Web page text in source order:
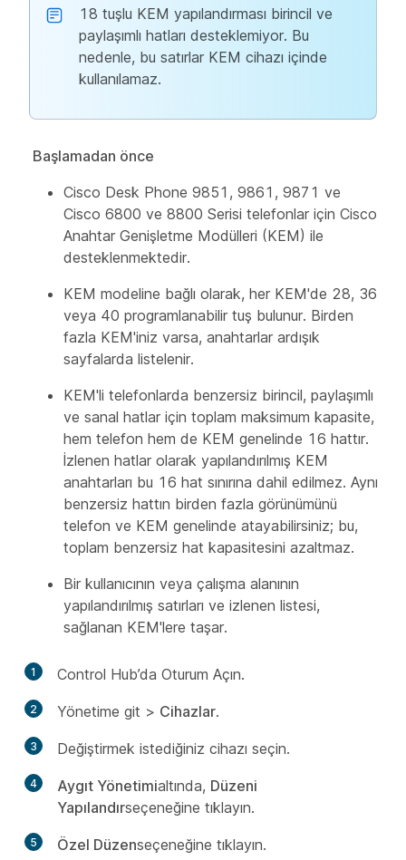
18 tuşlu KEM yapılandırması birincil ve
paylaşımlı hatları desteklemiyor. Bu
nedenle, bu satırlar KEM cihazı içinde
kullanılamaz.
Başlamadan önce
Cisco Desk Phone 9851, 9861, 9871 ve
Cisco 6800 ve 8800 Serisi telefonlar için Cisco
Anahtar Genişletme Modülleri (KEM) ile
desteklenmektedir.
KEM modeline bağlı olarak, her KEM'de 28, 36
veya 40 programlanabilir tuş bulunur. Birden
fazla KEM'iniz varsa, anahtarlar ardışık
sayfalarda listelenir.
KEM'li telefonlarda benzersiz birincil, paylaşımlı
ve sanal hatlar için toplam maksimum kapasite,
hem telefon hem de KEM genelinde 16 hattır.
İzlenen hatlar olarak yapılandırılmış KEM
anahtarları bu 16 hat sınırına dahil edilmez. Aynı
benzersiz hattın birden fazla görünümünü
telefon ve KEM genelinde atayabilirsiniz; bu,
toplam benzersiz hat kapasitesini azaltmaz.
Bir kullanıcının veya çalışma alanının
yapılandırılmış satırları ve izlenen listesi,
sağlanan KEM'lere taşar.
1 Control Hub’da Oturum Açın.
2 Yönetime git > Cihazlar.
3 Değiştirmek istediğiniz cihazı seçin.
4 Aygıt Yönetimialtında, Düzeni
Yapılandırseçeneğine tıklayın.
5 Özel Düzenseçeneğine tıklayın.